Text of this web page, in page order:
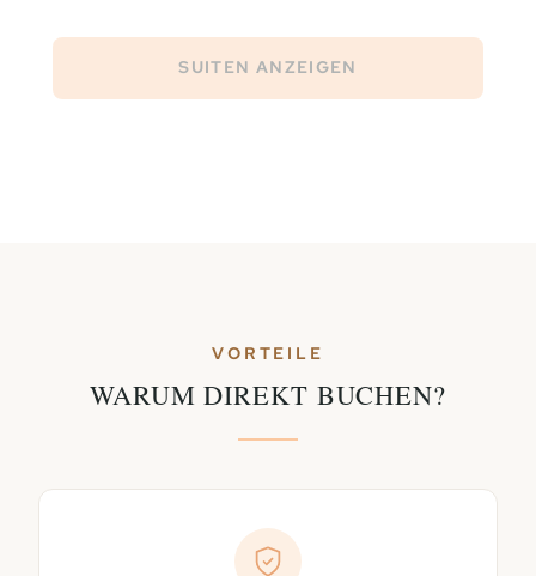
SUITEN ANZEIGEN
VORTEILE
WARUM DIREKT BUCHEN?